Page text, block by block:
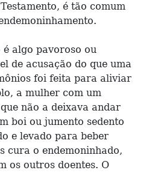
é tão comum
algo pavoroso ou
de acusação do que uma
foi feita para aliviar
a mulher com um
não a deixava andar
boi ou jumento sedento
e levado para beber
cura o endemoninhado,
os outros doentes. O